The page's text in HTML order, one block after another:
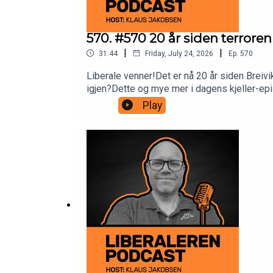
570. #570 20 år siden
31:44 | Friday, July 24, 2026 | Ep. 570
Liberale venner!Det er nå 20 år siden
igjen?Dette og mye mer i dagens kjeller-
Spotify og Apple Podcast!Vennligst
liberalaften@gmail.comhttps://
spørsmål:www.podpage.com/liberaleren-
bidrag her:https://www.liberaleren.no/
Liberaleren: 579172Liberaleren
YouTube:https://www.youtube.com/
Play